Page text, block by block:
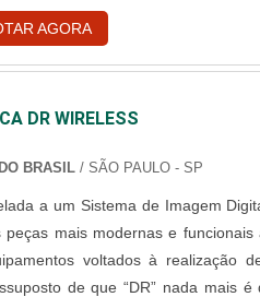
a destinação de resíduos: Coleta e transporte de
e não perigosos;
AGORA
DR WIRELESS
BRASIL/ SÃO PAULO - SP
a um Sistema de Imagem
peças mais modernas e
voltados à realização
de que “DR” nada mais